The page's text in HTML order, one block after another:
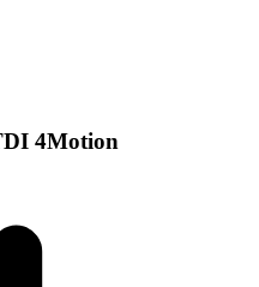
4Motion